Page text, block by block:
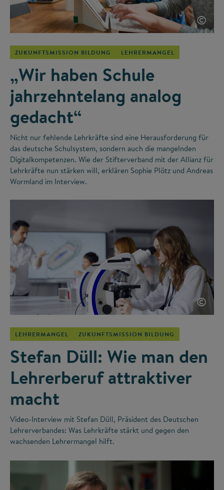
©
ZUKUNFTSMISSION BILDUNG LEHRERMANGEL
„Wir haben Schule
jahrzehntelang analog
gedacht“
Nicht nur fehlende Lehrkräfte sind eine Herausforderung für
das deutsche Schulsystem, sondern auch die mangelnden
Digitalkompetenzen. Wie der Stifterverband mit der Allianz für
Lehrkräfte nun stärken will, erklären Sophie Plötz und Andreas
Wormland im Interview.
©
LEHRERMANGEL ZUKUNFTSMISSION BILDUNG
Stefan Düll: Wie man den
Lehrerberuf attraktiver
macht
Video-Interview mit Stefan Düll, Präsident des Deutschen
Lehrerverbandes: Was Lehrkräfte stärkt und gegen den
wachsenden Lehrermangel hilft.